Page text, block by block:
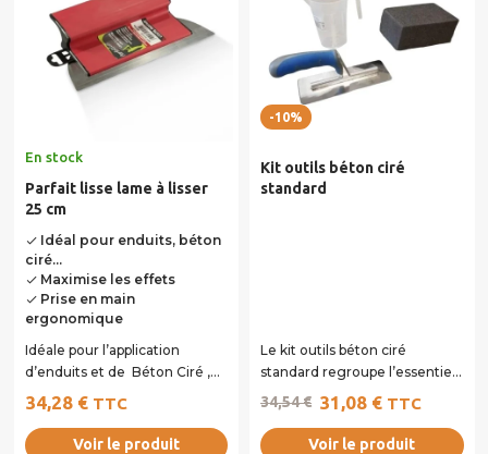
En stock
Parfait lisse lame à lisser
25 cm
doneIdéal pour enduits, béton
ciré...
doneMaximise les effets
donePrise en main
ergonomique
Idéale pour l’application
d’enduits et de Béton Ciré ,
cette lisseuse à une prise en
main...
34,28 € TTC
Voir le produit
-10%
Kit outils béton ciré
standard
Le kit outils béton ciré
standard regroupe l’essentiel
pour appliquer et lisser votre
béton...
31,08 € TTC
34,54 €
Voir le produit